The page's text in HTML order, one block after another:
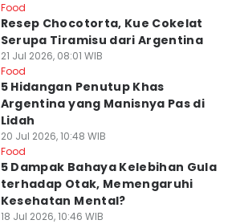
Food
Resep Chocotorta, Kue Cokelat
Serupa Tiramisu dari Argentina
21 Jul 2026, 08:01 WIB
Food
5 Hidangan Penutup Khas
Argentina yang Manisnya Pas di
Lidah
20 Jul 2026, 10:48 WIB
Food
5 Dampak Bahaya Kelebihan Gula
terhadap Otak, Memengaruhi
Kesehatan Mental?
18 Jul 2026, 10:46 WIB